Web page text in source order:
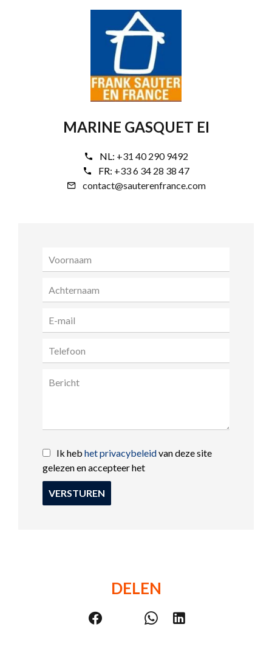
MARINE GASQUET EI
NL: +31 40 290 9492
FR: +33 6 34 28 38 47
contact@sauterenfrance.com
Ik heb het privacybeleidvan deze site
gelezen en accepteer het
VERSTUREN
DELEN